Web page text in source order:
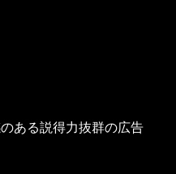
ある説得力抜群の広告